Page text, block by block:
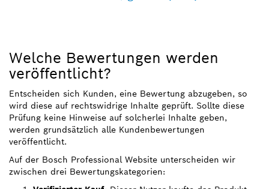
Welche Bewertungen werden
veröffentlicht?
Entscheiden sich Kunden, eine Bewertung abzugeben, so
wird diese auf rechtswidrige Inhalte geprüft. Sollte diese
Prüfung keine Hinweise auf solcherlei Inhalte geben,
werden grundsätzlich alle Kundenbewertungen
veröffentlicht.
Auf der Bosch Professional Website unterscheiden wir
zwischen drei Bewertungskategorien: